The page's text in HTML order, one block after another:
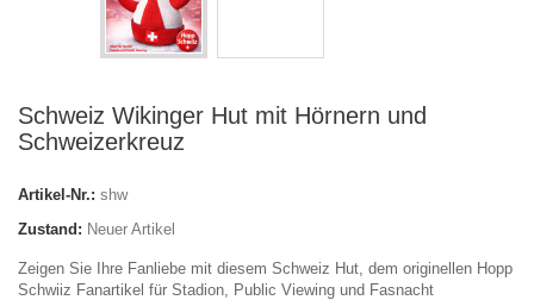
Schweiz Wikinger Hut mit Hörnern und
Schweizerkreuz
Artikel-Nr.: shw
Zustand: Neuer Artikel
Zeigen Sie Ihre Fanliebe mit diesem Schweiz Hut, dem originellen Hopp
Schwiiz Fanartikel für Stadion, Public Viewing und Fasnacht